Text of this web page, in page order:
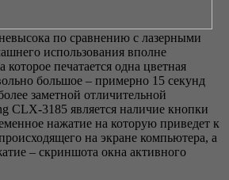
по сравнению с лазерными
использования вполне
которое печатается одна цветная
большое – примерно 15 секунд
заметной отличительной
CLX-3185 является наличие кнопки
нажатие на которую приведет к
на экране компьютера, а
– скриншота окна активного